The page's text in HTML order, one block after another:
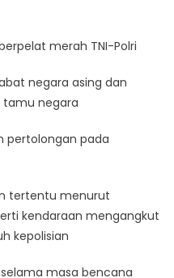
merah TNI-Polri
negara asing dan
tamu negara
pertolongan pada
tertentu menurut
kendaraan mengangkut
kepolisian
selama masa bencana